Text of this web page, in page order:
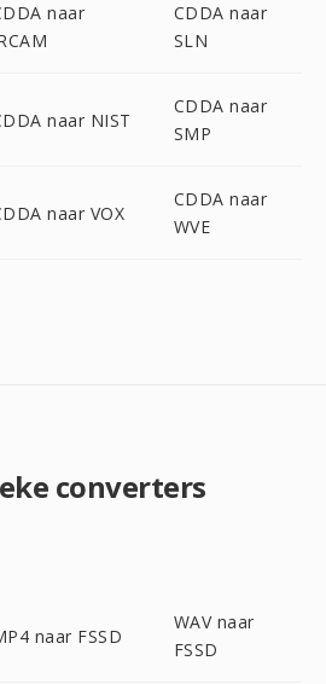
naar
CDDA naar
SLN
naar NIST
CDDA naar
SMP
naar VOX
CDDA naar
WVE
converters
naar FSSD
WAV naar
FSSD